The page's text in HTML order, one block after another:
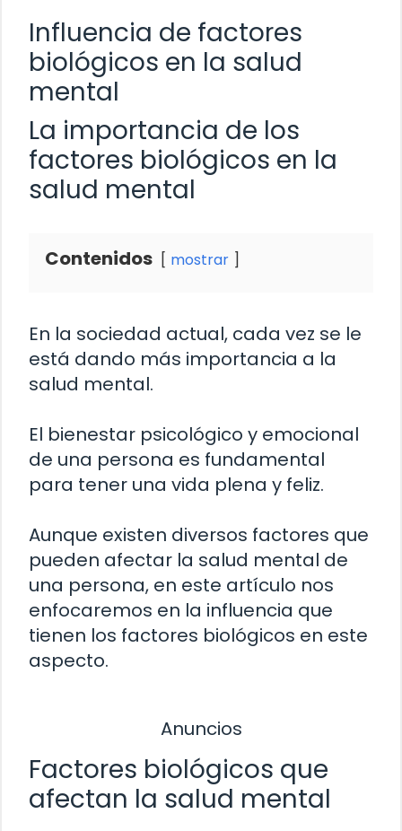
Influencia de factores
biológicos en la salud
mental
La importancia de los
factores biológicos en la
salud mental
Contenidos mostrar
En la sociedad actual, cada vez se le
está dando más importancia a la
salud mental.
El bienestar psicológico y emocional
de una persona es fundamental
para tener una vida plena y feliz.
Aunque existen diversos factores que
pueden afectar la salud mental de
una persona, en este artículo nos
enfocaremos en la influencia que
tienen los factores biológicos en este
aspecto.
Anuncios
Factores biológicos que
afectan la salud mental